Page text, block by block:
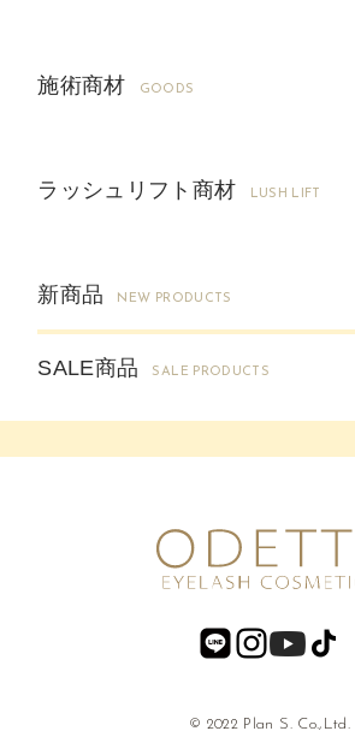
施術商材 GOODS
ラッシュリフト商材 LUSH LIFT
新商品 NEW PRODUCTS
SALE商品 SALE PRODUCTS
© 2022 Plan S. Co.,Ltd.